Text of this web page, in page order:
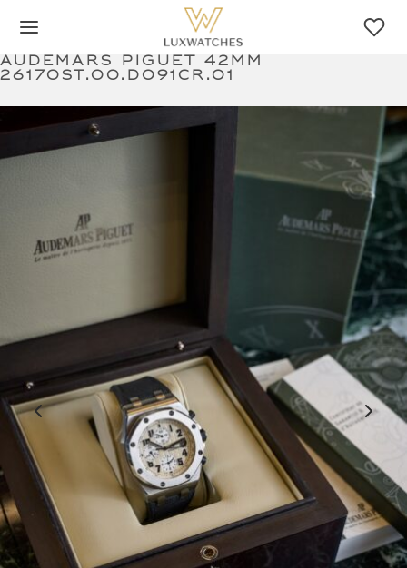
Audemars Piguet 42mm
26170ST.OO.D091CR.01